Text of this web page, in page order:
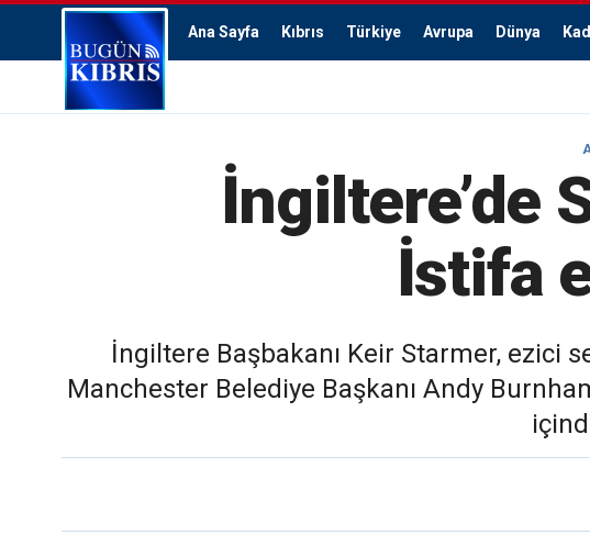
Ana Sayfa Kıbrıs Türkiye Avrupa Dünya
İngiltere’de
İstifa
İngiltere Başbakanı Keir Starmer, ezici
Manchester Belediye Başkanı Andy